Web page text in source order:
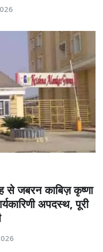
से जबरन काबिज़ कृष्णा
अपदस्थ, पूरी